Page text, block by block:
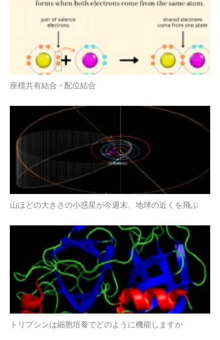
座標共有結合 - 配位結合
山ほどの大きさの小惑星が今週末、地球の近くを飛ぶ
トリプシンは細胞培養でどのように機能しますか